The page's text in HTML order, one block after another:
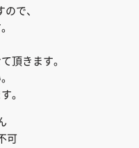
ので、
頂きます。
。
可